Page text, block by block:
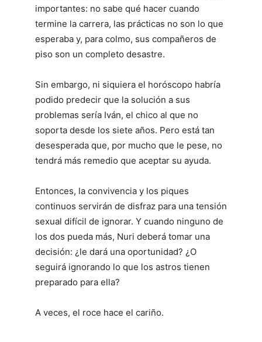
importantes: no sabe qué hacer cuando
termine la carrera, las prácticas no son lo que
esperaba y, para colmo, sus compañeros de
piso son un completo desastre.
Sin embargo, ni siquiera el horóscopo habría
podido predecir que la solución a sus
problemas sería Iván, el chico al que no
soporta desde los siete años. Pero está tan
desesperada que, por mucho que le pese, no
tendrá más remedio que aceptar su ayuda.
Entonces, la convivencia y los piques
continuos servirán de disfraz para una tensión
sexual difícil de ignorar. Y cuando ninguno de
los dos pueda más, Nuri deberá tomar una
decisión: ¿le dará una oportunidad? ¿O
seguirá ignorando lo que los astros tienen
preparado para ella?
A veces, el roce hace el cariño.